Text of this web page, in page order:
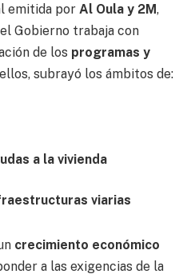
emitida por Al Oula y 2M,
Gobierno trabaja con
de los programas y
subrayó los ámbitos de:
a la vivienda
viarias
crecimiento económico
a las exigencias de la